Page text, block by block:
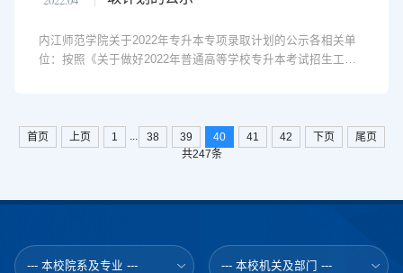
内江师范学院关于2022年专升本专项录取计划的公示各相关单
位：按照《关于做好2022年普通高等学校专升本考试招生工作
学生退役学生拟录取计划数合计报考人数拟录取计划数报考人
数拟录取计划数测绘工程21112电子商务113114电子信息工程
92002总计15238323270内江师范学院2022年4月9日...
首页 上页 1 ... 38 39 40 41 42 下页
尾页
共247条
--- 本校院系及专业 --- --- 本校机关及部门 ---